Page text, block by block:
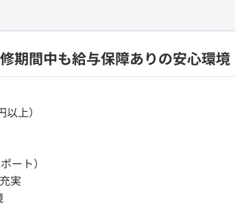
期間中も給与保障ありの安心環境
上）
ート）
実